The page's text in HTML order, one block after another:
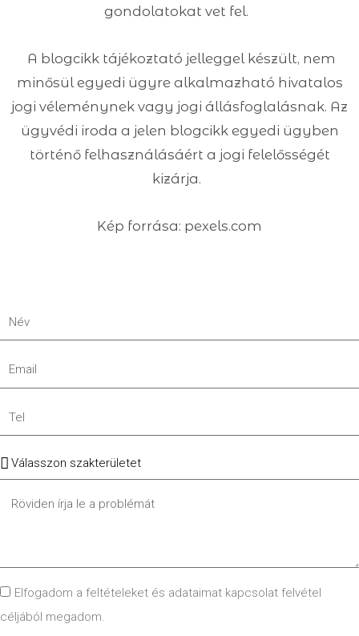
gondolatokat vet fel.
A blogcikk tájékoztató jelleggel készült, nem
minősül egyedi ügyre alkalmazható hivatalos
jogi véleménynek vagy jogi állásfoglalásnak. Az
ügyvédi iroda a jelen blogcikk egyedi ügyben
történő felhasználásáért a jogi felelősségét
kizárja.
Kép forrása: pexels.com
Név
Email
Tel
Szakterület
Message
GDPRElfogadom a feltételeket és adataimat kapcsolat felvétel
céljából megadom.